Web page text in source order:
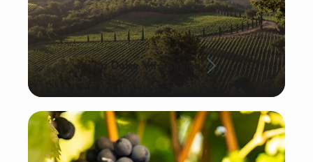
La Dolce Vita: Italien